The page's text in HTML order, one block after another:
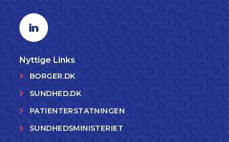
Linkedin profil
Nyttige Links
BORGER.DK
SUNDHED.DK
PATIENTERSTATNINGEN
SUNDHEDSMINISTERIET